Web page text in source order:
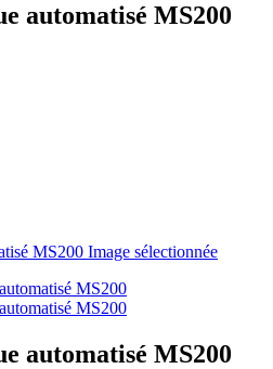
automatisé MS200
automatisé MS200